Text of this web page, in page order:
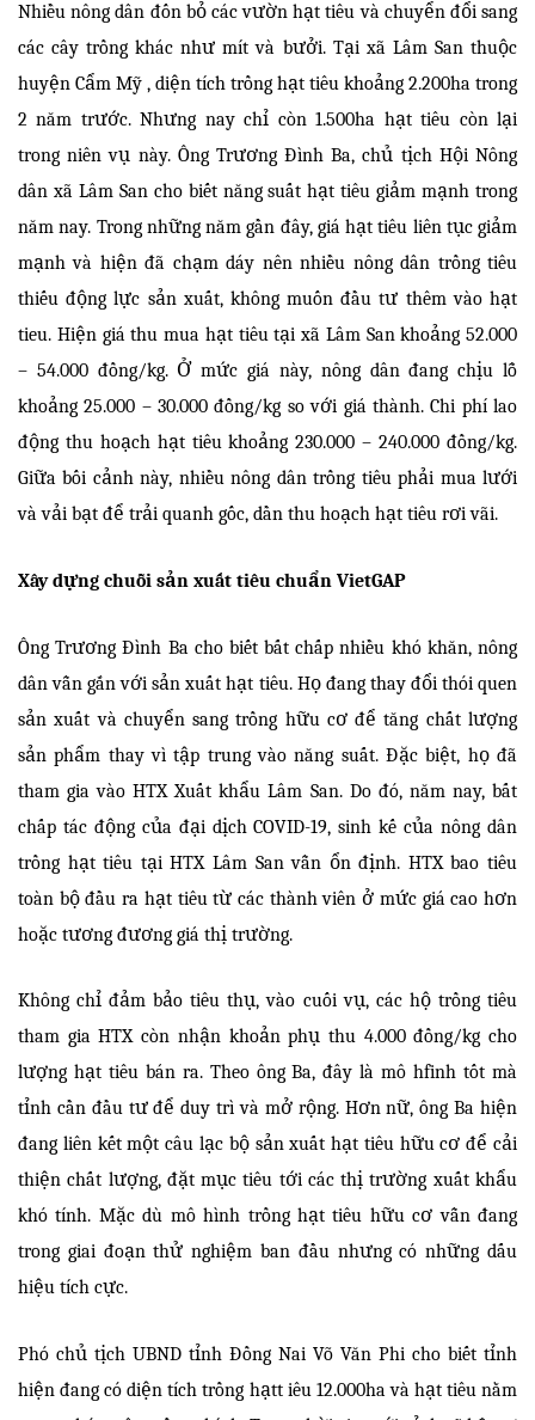
Nhiều nông dân đốn bỏ các vườn hạt tiêu và chuyển đổi sang
các cây trồng khác như mít và bưởi. Tại xã Lâm San thuộc
huyện Cẩm Mỹ , diện tích trồng hạt tiêu khoảng 2.200ha trong
2 năm trước. Nhưng nay chỉ còn 1.500ha hạt tiêu còn lại
trong niên vụ này. Ông Trương Đình Ba, chủ tịch Hội Nông
dân xã Lâm San cho biết năng suất hạt tiêu giảm mạnh trong
năm nay. Trong những năm gần đây, giá hạt tiêu liên tục giảm
mạnh và hiện đã chạm dáy nên nhiều nông dân trồng tiêu
thiếu động lực sản xuất, không muốn đầu tư thêm vào hạt
tieu. Hiện giá thu mua hạt tiêu tại xã Lâm San khoảng 52.000
– 54.000 đồng/kg. Ở mức giá này, nông dân đang chịu lỗ
khoảng 25.000 – 30.000 đồng/kg so với giá thành. Chi phí lao
động thu hoạch hạt tiêu khoảng 230.000 – 240.000 đồng/kg.
Giữa bối cảnh này, nhiều nông dân trồng tiêu phải mua lưới
và vải bạt để trải quanh gốc, dần thu hoạch hạt tiêu rơi vãi.
Xây dựng chuỗi sản xuất tiêu chuẩn VietGAP
Ông Trương Đình Ba cho biết bất chấp nhiều khó khăn, nông
dân vẫn gắn với sản xuất hạt tiêu. Họ đang thay đổi thói quen
sản xuất và chuyển sang trồng hữu cơ để tăng chất lượng
sản phẩm thay vì tập trung vào năng suất. Đặc biệt, họ đã
tham gia vào HTX Xuất khẩu Lâm San. Do đó, năm nay, bất
chấp tác động của đại dịch COVID-19, sinh kế của nông dân
trồng hạt tiêu tại HTX Lâm San vẫn ổn định. HTX bao tiêu
toàn bộ đầu ra hạt tiêu từ các thành viên ở mức giá cao hơn
hoặc tương đương giá thị trường.
Không chỉ đảm bảo tiêu thụ, vào cuối vụ, các hộ trồng tiêu
tham gia HTX còn nhận khoản phụ thu 4.000 đồng/kg cho
lượng hạt tiêu bán ra. Theo ông Ba, đây là mô hfinh tốt mà
tỉnh cần đầu tư để duy trì và mở rộng. Hơn nữ, ông Ba hiện
đang liên kết một câu lạc bộ sản xuất hạt tiêu hữu cơ để cải
thiện chất lượng, đặt mục tiêu tới các thị trường xuất khẩu
khó tính. Mặc dù mô hình trồng hạt tiêu hữu cơ vẫn đang
trong giai đoạn thử nghiệm ban đầu nhưng có những dấu
hiệu tích cực.
Phó chủ tịch UBND tỉnh Đồng Nai Võ Văn Phi cho biết tỉnh
hiện đang có diện tích trồng hạtt iêu 12.000ha và hạt tiêu nằm